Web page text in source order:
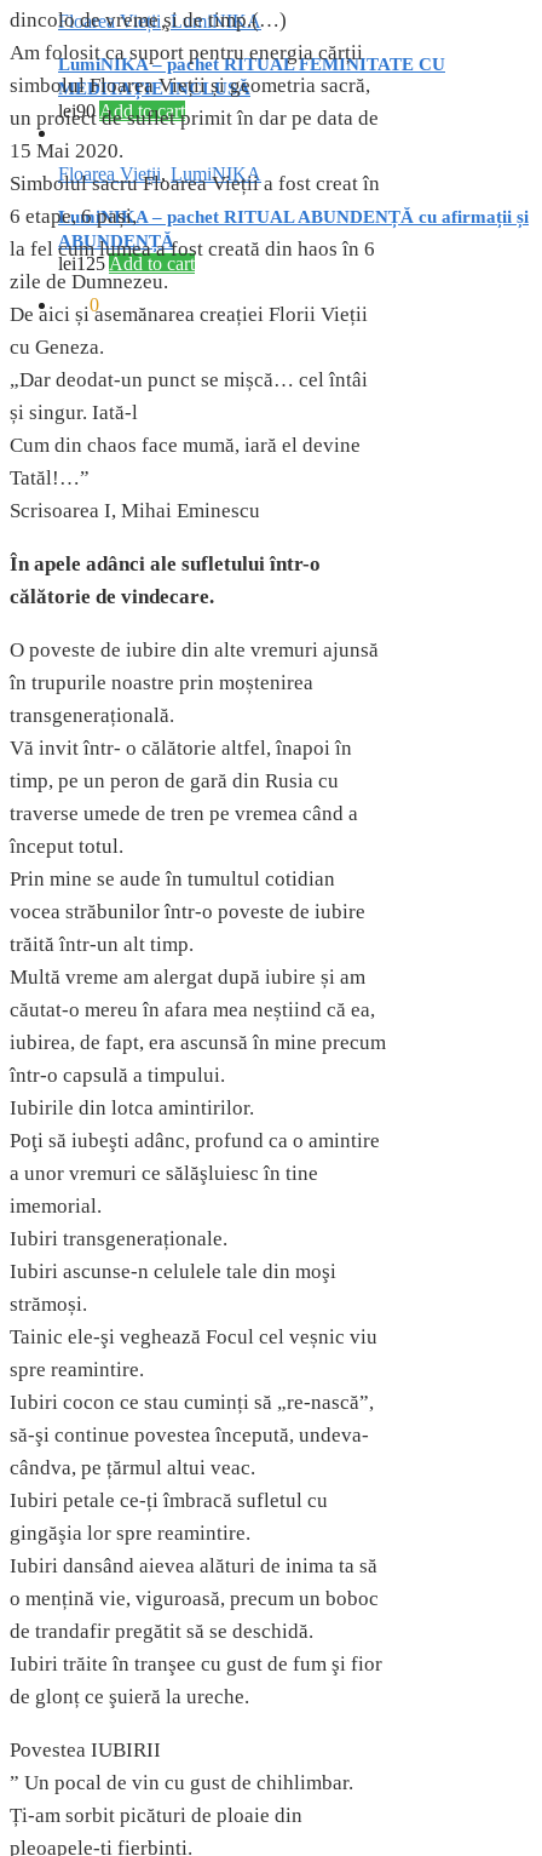
Floarea Vieții,LumiNIKA
LumiNIKA – pachet RITUAL FEMINITATE CU
MEDITAȚIE INCLUSĂ
lei90 Add to cart
Floarea Vieții, LumiNIKA
LumiNIKA – pachet RITUAL ABUNDENȚĂ cu afirmații și
ABUNDENȚĂ
lei125 Add to cart
lei
0
dincolo de vreme şi de timp.(…)
Am folosit ca suport pentru energia cărții
simbolul Floarea Vieții și geometria sacră,
un proiect de suflet primit în dar pe data de
15 Mai 2020.
Simbolul sacru Floarea Vieții a fost creat în
6 etape, 6 pași,
la fel cum lumea a fost creată din haos în 6
zile de Dumnezeu.
De aici și asemănarea creației Florii Vieții
cu Geneza.
„Dar deodat-un punct se mișcă… cel întâi
și singur. Iată-l
Cum din chaos face mumă, iară el devine
Tatăl!…”
Scrisoarea I, Mihai Eminescu
În apele adânci ale sufletului într-o
călătorie de vindecare.
O poveste de iubire din alte vremuri ajunsă
în trupurile noastre prin moștenirea
transgenerațională.
Vă invit într- o călătorie altfel, înapoi în
timp, pe un peron de gară din Rusia cu
traverse umede de tren pe vremea când a
început totul.
Prin mine se aude în tumultul cotidian
vocea străbunilor într-o poveste de iubire
trăită într-un alt timp.
Multă vreme am alergat după iubire și am
căutat-o mereu în afara mea neștiind că ea,
iubirea, de fapt, era ascunsă în mine precum
într-o capsulă a timpului.
Iubirile din lotca amintirilor.
Poţi să iubeşti adânc, profund ca o amintire
a unor vremuri ce sălăşluiesc în tine
imemorial.
Iubiri transgeneraționale.
Iubiri ascunse-n celulele tale din moşi
strămoși.
Tainic ele-şi veghează Focul cel veșnic viu
spre reamintire.
Iubiri cocon ce stau cuminți să „re-nască”,
să-şi continue povestea începută, undeva-
cândva, pe țărmul altui veac.
Iubiri petale ce-ți îmbracă sufletul cu
gingăşia lor spre reamintire.
Iubiri dansând aievea alături de inima ta să
o mențină vie, viguroasă, precum un boboc
de trandafir pregătit să se deschidă.
Iubiri trăite în tranşee cu gust de fum şi fior
de glonț ce şuieră la ureche.
Povestea IUBIRII
” Un pocal de vin cu gust de chihlimbar.
Ți-am sorbit picături de ploaie din
pleoapele-ți fierbinți.